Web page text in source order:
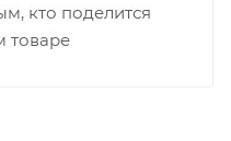
кто поделится
товаре